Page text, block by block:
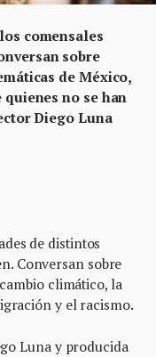
comensales
sobre
de México,
no se han
Diego Luna
de distintos
Conversan sobre
climático, la
y el racismo.
Luna y producida